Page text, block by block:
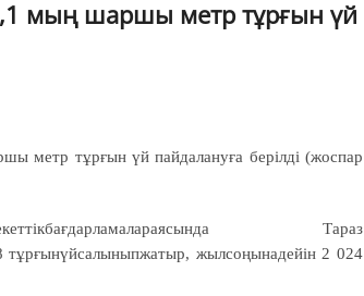
мың шаршы метр тұрғын үй
тұрғын үй пайдалануға берілді (жоспар
Тараз
тұрғынүйсалыныпжатыр, жылсоңынадейін 2 024